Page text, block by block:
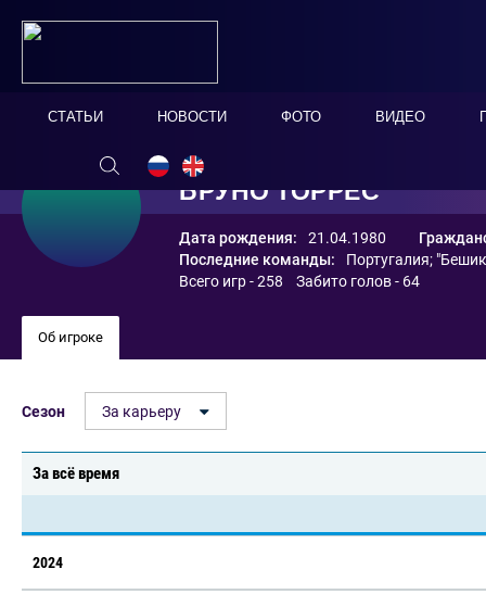
СТАТЬИ НОВОСТИ ФОТО ВИДЕО
БРУНО ТОРРЕС
Дата рождения: 21.04.1980
Последние команды:
Португалия;
Всего игр - 258 Забито голов - 64
Об игроке
Сезон За карьеру
За всё время
2024